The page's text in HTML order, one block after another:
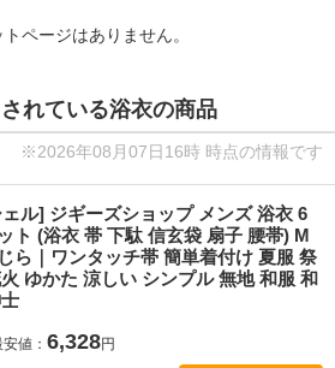
ページはありません。
れている浴衣の商品
※2026年08月07日16時 時点の情報です
ル] ジギーズショップ メンズ 浴衣 6
ト (浴衣 帯 下駄 信玄袋 扇子 腰帯) M
ら｜ワンタッチ帯 簡単着付け 夏服 祭
火 ゆかた 涼しい シンプル 無地 和服 和
値： 6,328円